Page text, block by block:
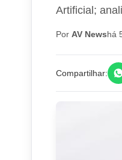
Artificial;
Por AV Newshá
Compartilhar: